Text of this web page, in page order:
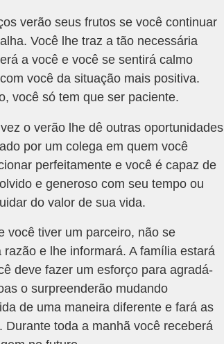
verão seus frutos se você continuar
Você lhe traz a tão necessária
a você e você se sentirá calmo
você da situação mais positiva.
você só tem que ser paciente.
o verão lhe dê outras oportunidades
por um colega em quem você
perfeitamente e você é capaz de
e generoso com seu tempo ou
do valor de sua vida.
você tiver um parceiro, não se
e lhe informará. A família estará
deve fazer um esforço para agradá-
o surpreenderão mudando
de uma maneira diferente e fará as
toda a manhã você receberá